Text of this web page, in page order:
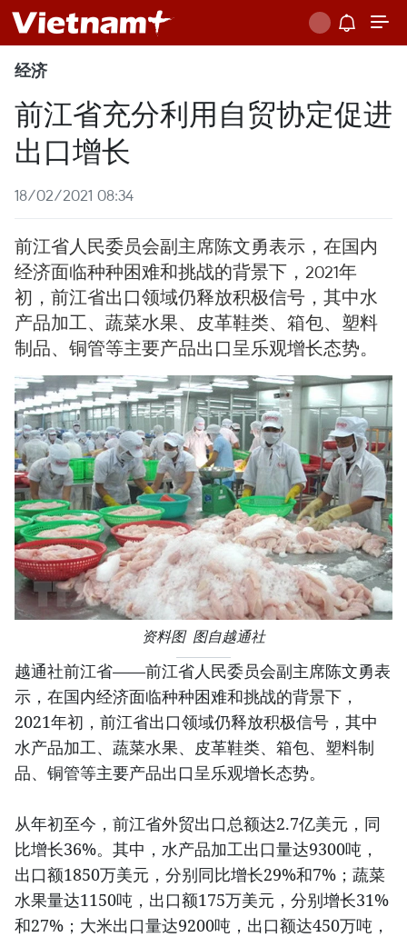
经济
前江省充分利用自贸协定促进
出口增长
18/02/2021 08:34
前江省人民委员会副主席陈文勇表示，在国内
经济面临种种困难和挑战的背景下，2021年
初，前江省出口领域仍释放积极信号，其中水
产品加工、蔬菜水果、皮革鞋类、箱包、塑料
制品、铜管等主要产品出口呈乐观增长态势。
资料图 图自越通社
越通社前江省——前江省人民委员会副主席陈文勇表
示，在国内经济面临种种困难和挑战的背景下，
2021年初，前江省出口领域仍释放积极信号，其中
水产品加工、蔬菜水果、皮革鞋类、箱包、塑料制
品、铜管等主要产品出口呈乐观增长态势。
从年初至今，前江省外贸出口总额达2.7亿美元，同
比增长36%。其中，水产品加工出口量达9300吨，
出口额1850万美元，分别同比增长29%和7%；蔬菜
水果量达1150吨，出口额175万美元，分别增长31%
和27%；大米出口量达9200吨，出口额达450万吨，